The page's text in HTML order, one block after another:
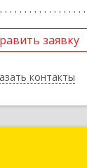
заявку
контакты
заявку
Назад